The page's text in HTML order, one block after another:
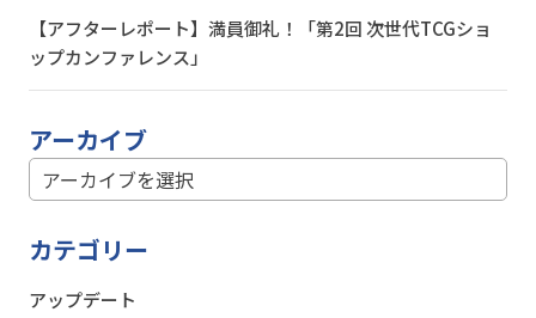
【アフターレポート】満員御礼！「第2回 次世代TCGショ
ップカンファレンス」
アーカイブ
カテゴリー
アップデート